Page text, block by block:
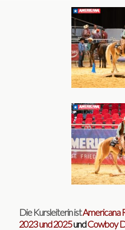
Die Kursleiterin istAmericana
2023 und 2025undCowboy